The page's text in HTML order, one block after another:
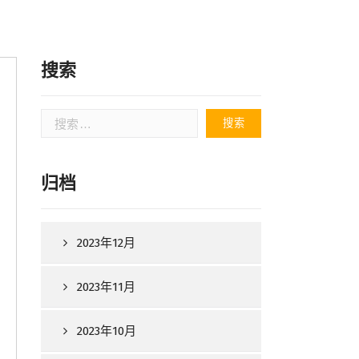
搜索
索：
归档
2023年12月
2023年11月
2023年10月